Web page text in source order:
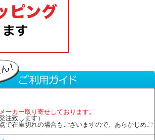
メーカー取り寄せしております。
注致します）
で在庫切れの場合もございますので、あらかじめご